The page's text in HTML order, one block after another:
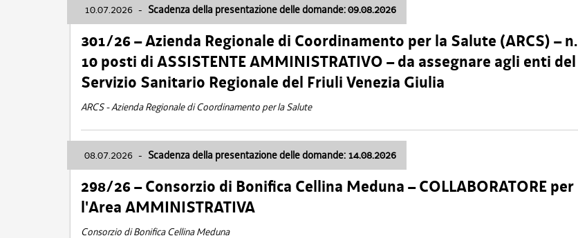
10.07.2026 - Scadenza della presentazione delle domande: 09.08.2026
301/26 – Azienda Regionale di Coordinamento per la Salute (ARCS) – n.
10 posti di ASSISTENTE AMMINISTRATIVO – da assegnare agli enti del
Servizio Sanitario Regionale del Friuli Venezia Giulia
ARCS - Azienda Regionale di Coordinamento per la Salute
08.07.2026 - Scadenza della presentazione delle domande: 14.08.2026
298/26 – Consorzio di Bonifica Cellina Meduna – COLLABORATORE per
l'Area AMMINISTRATIVA
Consorzio di Bonifica Cellina Meduna